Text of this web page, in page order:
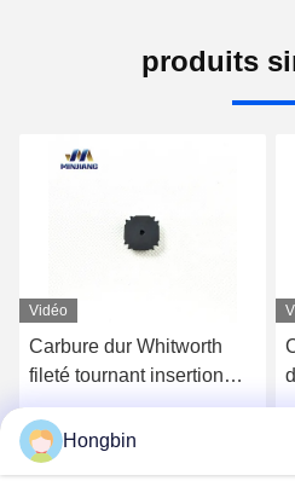
produits
Vidéo
Carbure dur Whitworth
fileté tournant insertion
pour la coupe de surface
des tuyaux en acier
Hongbin